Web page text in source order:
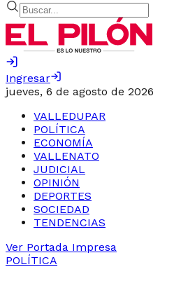
Ingresar
jueves, 6 de agosto de 2026
VALLEDUPAR
POLÍTICA
ECONOMÍA
VALLENATO
JUDICIAL
OPINIÓN
DEPORTES
SOCIEDAD
TENDENCIAS
Ver Portada Impresa
POLÍTICA